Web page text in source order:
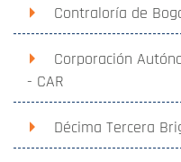
Contraloría de
Corporación
- CAR
Décima Tercera